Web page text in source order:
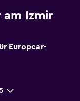
am Izmir
Europcar-